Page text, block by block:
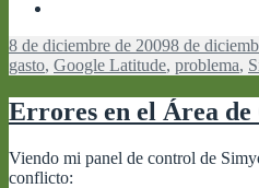
Publicado
el
8 de diciembre de 20098 de
gasto, Google Latitude, problema,
Errores en el Área de
Viendo mi panel de control de
conflicto: